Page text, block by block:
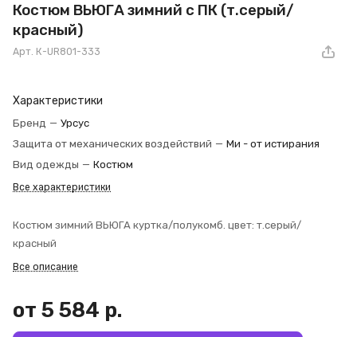
Костюм ВЬЮГА зимний с ПК (т.серый/
красный)
Арт. К-UR801-333
Характеристики
Бренд — Урсус
Защита от механических воздействий — Ми - от истирания
Вид одежды — Костюм
Все характеристики
Костюм зимний ВЬЮГА куртка/полукомб. цвет: т.серый/
красный
Все описание
от 5 584 р.